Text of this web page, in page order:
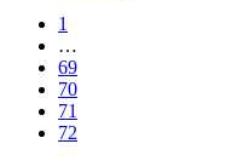
1
…
69
70
71
72